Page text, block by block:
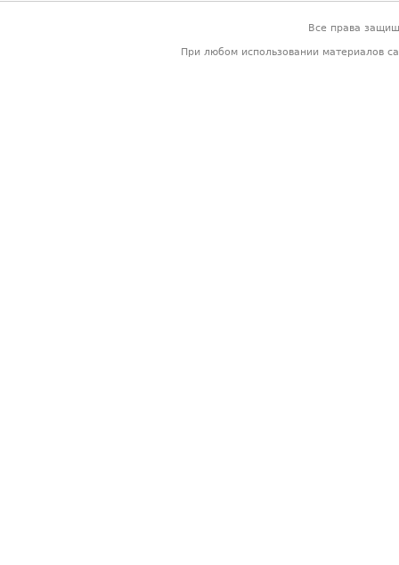
Все права
При любом использовании материалов